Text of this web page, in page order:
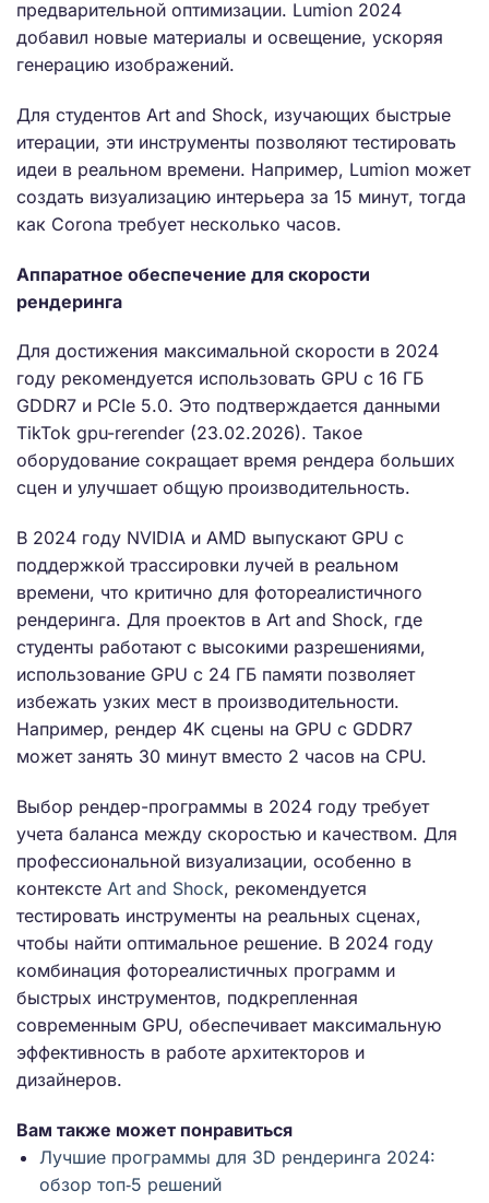
предварительной оптимизации. Lumion 2024
добавил новые материалы и освещение, ускоряя
генерацию изображений.
Для студентов Art and Shock, изучающих быстрые
итерации, эти инструменты позволяют тестировать
идеи в реальном времени. Например, Lumion может
создать визуализацию интерьера за 15 минут, тогда
как Corona требует несколько часов.
Аппаратное обеспечение для скорости
рендеринга
Для достижения максимальной скорости в 2024
году рекомендуется использовать GPU с 16 ГБ
GDDR7 и PCIe 5.0. Это подтверждается данными
TikTok gpu-rerender (23.02.2026). Такое
оборудование сокращает время рендера больших
сцен и улучшает общую производительность.
В 2024 году NVIDIA и AMD выпускают GPU с
поддержкой трассировки лучей в реальном
времени, что критично для фотореалистичного
рендеринга. Для проектов в Art and Shock, где
студенты работают с высокими разрешениями,
использование GPU с 24 ГБ памяти позволяет
избежать узких мест в производительности.
Например, рендер 4K сцены на GPU с GDDR7
может занять 30 минут вместо 2 часов на CPU.
Выбор рендер-программы в 2024 году требует
учета баланса между скоростью и качеством. Для
профессиональной визуализации, особенно в
контексте Art and Shock, рекомендуется
тестировать инструменты на реальных сценах,
чтобы найти оптимальное решение. В 2024 году
комбинация фотореалистичных программ и
быстрых инструментов, подкрепленная
современным GPU, обеспечивает максимальную
эффективность в работе архитекторов и
дизайнеров.
Вам также может понравиться
Лучшие программы для 3D рендеринга 2024:
обзор топ‑5 решений